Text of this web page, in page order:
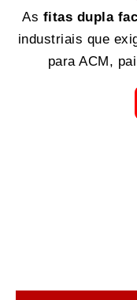
As fitas dupla
industriais que
para ACM,